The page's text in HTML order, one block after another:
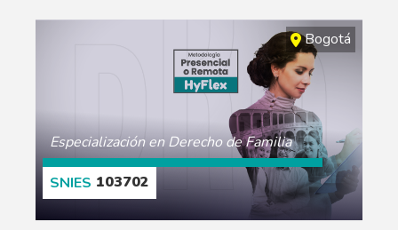
CONOCE MÁS
Bogotá
Especialización en Derecho de Familia
103702